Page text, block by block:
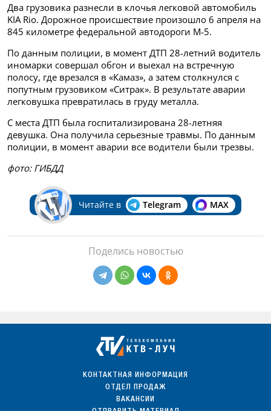
Два грузовика разнесли в клочья легковой автомобиль
KIA Rio. Дорожное происшествие произошло 6 апреля на
845 километре федеральной автодороги М-5.
По данным полиции, в момент ДТП 28-летний водитель
иномарки совершал обгон и выехал на встречную
полосу, где врезался в «Камаз», а затем столкнулся с
попутным грузовиком «Ситрак». В результате аварии
легковушка превратилась в груду металла.
С места ДТП была госпитализирована 28-летняя
девушка. Она получила серьезные травмы. По данным
полиции, в момент аварии все водители были трезвы.
фото: ГИБДД
Читайте в Telegram MAX
Поделись новостью
КОНТАКТНАЯ ИНФОРМАЦИЯ
ОТДЕЛ ПРОДАЖ
ВАКАНСИИ